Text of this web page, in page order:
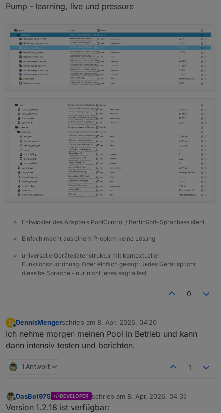
Pump - learning, live und pressure
Entwickler des Adapters PoolControl / BertinSoft-Sprachassistent
Einfach macht aus einem Problem keine Lösung
universelle Gerätedatenstruktur mit kontextueller
Funktionszuordnung. Oder einfach gesagt: Jedes Gerät spricht
dieselbe Sprache - nur nicht jedes sagt alles!
0
D
Online
DennisMengerschrieb am 8. Apr. 2026, 04:20
zuletzt editiert von
Ich nehme morgen meinen Pool in Betrieb und kann
dann intensiv testen und berichten.
1 Antwort 1
Offline
DasBo1975 DEVELOPER schrieb am 8. Apr. 2026, 04:35
zuletzt editiert von
Version 1.2.18 ist verfügbar: